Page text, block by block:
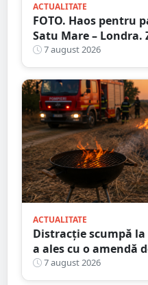
ACTUALITATE
FOTO. Haos pentru
Satu Mare –
nouă întârziere.
7 august 2026
ACTUALITATE
Distracție scumpă
a ales cu o amendă
7 august 2026